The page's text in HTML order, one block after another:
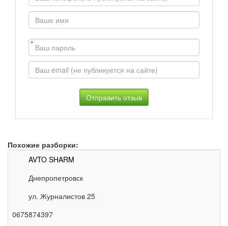
*
Похожие разборки:
AVTO SHARM
Днепропетровск
ул. Журналистов 25
0675874397